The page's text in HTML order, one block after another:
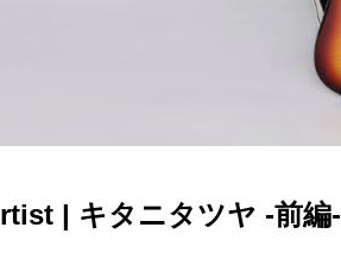
| キタニタツヤ -前編-